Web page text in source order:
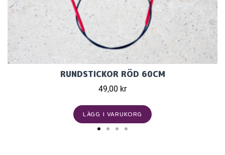
RUNDSTICKOR RÖD 60CM
49,00 kr
LÄGG I VARUKORG